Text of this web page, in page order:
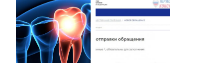
цена
беременность по
моче